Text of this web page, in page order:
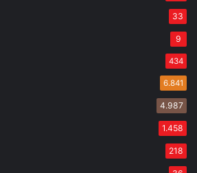
33
9
434
6.841
4.987
1.458
218